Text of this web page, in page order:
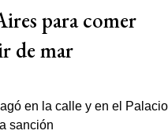
para comer
de mar